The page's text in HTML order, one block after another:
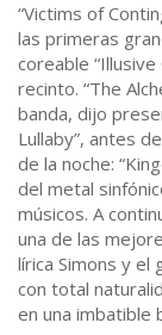
“Victims of
las primeras
coreable
recinto. “The
banda, dijo
Lullaby”, antes
de la noche:
del metal
músicos. A
una de las
lírica Simons y el
con total
en una imbatible